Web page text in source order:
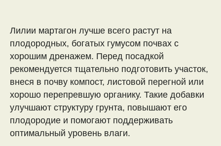
Лилии мартагон лучше всего растут на
плодородных, богатых гумусом почвах с
хорошим дренажем. Перед посадкой
рекомендуется тщательно подготовить участок,
внеся в почву компост, листовой перегной или
хорошо перепревшую органику. Такие добавки
улучшают структуру грунта, повышают его
плодородие и помогают поддерживать
оптимальный уровень влаги.